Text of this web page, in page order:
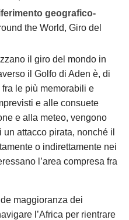
geografico-
the World, Giro del
il giro del mondo in
il Golfo di Aden è, di
le più memorabili e
e alle consuete
e alla meteo, vengono
attacco pirata, nonché il
o indirettamente nei
l’area compresa fra
maggioranza dei
l’Africa per rientrare